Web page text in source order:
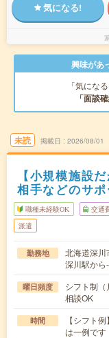
気になる!
興味があ
「気にな
「面談
未読 掲載日 2026/08/01
【小規模施設
相手などのサ
職種未経験OK 交通
派遣
勤務地
北海道深川
深川駅から
曜日頻度
シフト制
相談OK
時間
【シフト
は一例で